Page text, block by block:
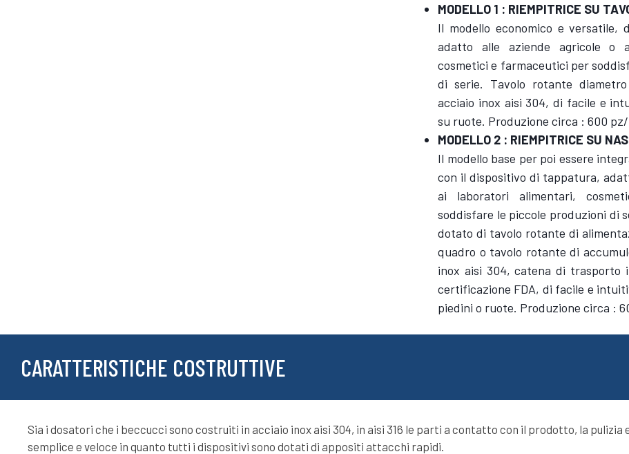
MODELLO 1 : RIEMPITRICE SU
Il modello economico e versatile,
adatto alle aziende agricole o
cosmetici e farmaceutici per
di serie. Tavolo rotante
acciaio inox aisi 304, di facile e
su ruote. Produzione circa : 600
MODELLO 2 : RIEMPITRICE SU
Il modello base per poi essere
con il dispositivo di tappatura,
ai laboratori alimentari,
soddisfare le piccole produzioni di
dotato di tavolo rotante di
quadro o tavolo rotante di
inox aisi 304, catena di trasporto
certificazione FDA, di facile e
piedini o ruote. Produzione circa :
CARATTERISTICHE COSTRUTTIVE
Sia i dosatori che i beccucci sono costruiti in acciaio inox aisi 304, in aisi 316 le parti a contatto con il prodotto, la pulizia
semplice e veloce in quanto tutti i dispositivi sono dotati di appositi attacchi rapidi.